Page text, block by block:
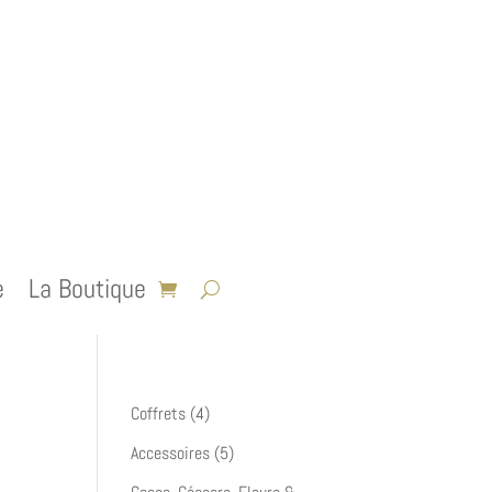
La Boutique
Coffrets 44
produits
Accessoires 55
produits